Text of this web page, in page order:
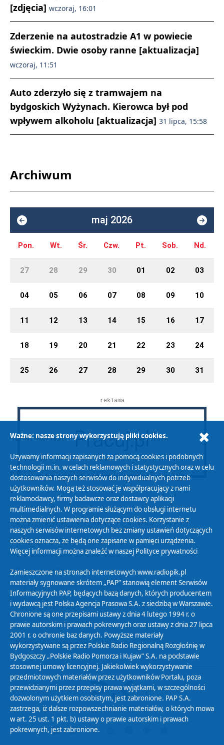
[zdjęcia] wczoraj, 16:01
Zderzenie na autostradzie A1 w powiecie
świeckim. Dwie osoby ranne [aktualizacja]
wczoraj, 11:51
Auto zderzyło się z tramwajem na
bydgoskich Wyżynach. Kierowca był pod
wpływem alkoholu [aktualizacja] 31 lipca, 15:58
Archiwum
maj 2026
Pon. Wt. Śr. Czw. Pt. Sob. Nd.
27 28 29 30 01 02 03
04 05 06 07 08 09 10
11 12 13 14 15 16 17
18 19 20 21 22 23 24
25 26 27 28 29 30 31
reklama
Polityka Prywatności
Zasady korzystania z Serwisu
Organizacje Pożytku Publicznego
Cyfryzacja DAB+
Polityka ochrony danych osobowych
Abonament
Zamówienia publiczne
Biuletyn Informacji Publicznej
Ważne: nasze strony wykorzystują pliki cookies.
Używamy informacji zapisanych za pomocą cookies i podobnych
technologii m.in. w celach reklamowych i statystycznych oraz w celu
dostosowania naszych serwisów do indywidualnych potrzeb
użytkowników. Mogą też stosować je współpracujący z nami
reklamodawcy, firmy badawcze oraz dostawcy aplikacji
multimedialnych. W programie służącym do obsługi internetu
można zmienić ustawienia dotyczące cookies. Korzystanie z
naszych serwisów internetowych bez zmiany ustawień dotyczących
cookies oznacza, że będą one zapisane w pamięci urządzenia.
Więcej informacji można znaleźć w naszej Polityce prywatności
Zamieszczone na stronach internetowych www.radiopik.pl
materiały sygnowane skrótem „PAP” stanowią element Serwisów
Informacyjnych PAP, będących bazą danych, których producentem
i wydawcą jest Polska Agencja Prasowa S.A. z siedzibą w Warszawie.
Chronione są one przepisami ustawy z dnia 4 lutego 1994 r. o
prawie autorskim i prawach pokrewnych oraz ustawy z dnia 27 lipca
2001 r. o ochronie baz danych. Powyższe materiały
wykorzystywane są przez Polskie Radio Regionalną Rozgłośnię w
Bydgoszczy „Polskie Radio Pomorza i Kujaw” S.A. na podstawie
stosownej umowy licencyjnej. Jakiekolwiek wykorzystywanie
przedmiotowych materiałów przez użytkowników Portalu, poza
przewidzianymi przez przepisy prawa wyjątkami, w szczególności
dozwolonym użytkiem osobistym, jest zabronione. PAP S.A.
zastrzega, iż dalsze rozpowszechnianie materiałów, o których mowa
w art. 25 ust. 1 pkt. b) ustawy o prawie autorskim i prawach
pokrewnych, jest zabronione.